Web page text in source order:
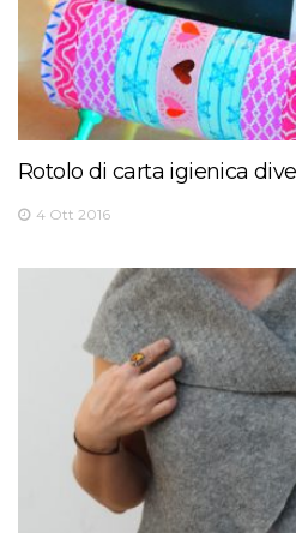
Rotolo di carta igienica
4 Ott 2016